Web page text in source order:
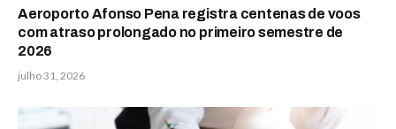
Aeroporto Afonso Pena registra centenas de voos
com atraso prolongado no primeiro semestre de
2026
julho 31, 2026